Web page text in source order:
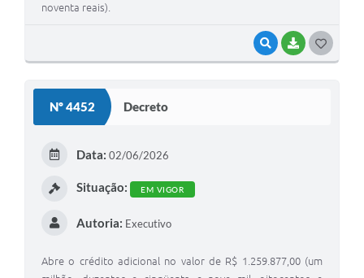
VISUALIZAR
BAIXAR
noventa reais).
Nº 4452 Decreto
Data: 02/06/2026
Situação: EM VIGOR
Autoria: Executivo
Abre o crédito adicional no valor de R$ 1.259.877,00 (um